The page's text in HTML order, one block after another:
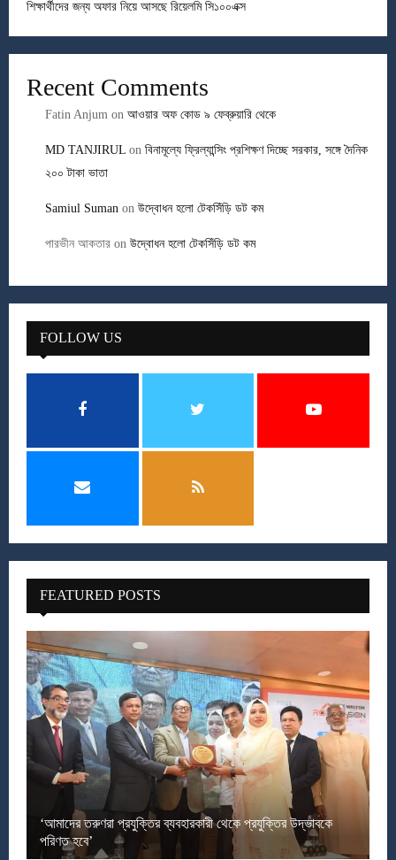
শিক্ষার্থীদের জন্য অফার নিয়ে আসছে রিয়েলমি সি১০০এক্স
Recent Comments
Fatin Anjum on আওয়ার অফ কোড ৯ ফেব্রুয়ারি থেকে
MD TANJIRUL on বিনামূল্যে ফ্রিল্যান্সিং প্রশিক্ষণ দিচ্ছে সরকার, সঙ্গে দৈনিক
২০০ টাকা ভাতা
Samiul Suman on উদ্বোধন হলো টেকসিঁড়ি ডট কম
পারভীন আকতার on উদ্বোধন হলো টেকসিঁড়ি ডট কম
FOLLOW US
FEATURED POSTS
‘আমাদের তরুণরা প্রযুক্তির ব্যবহারকারী থেকে প্রযুক্তির উদ্ভাবকে
পরিণত হবে’